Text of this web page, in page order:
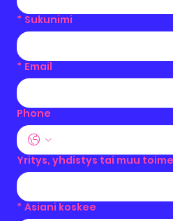
* Sukunimi
* Email
Phone
Yritys, yhdistys tai muu
* Asiani koskee